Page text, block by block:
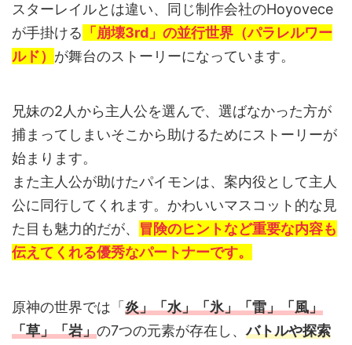
スターレイルとは違い、同じ制作会社のHoyovece
が手掛ける 「崩壊3rd」の並行世界（パラレルワー
ルド） が舞台のストーリーになっています。
兄妹の2人から主人公を選んで、選ばなかった方が
捕まってしまいそこから助けるためにストーリーが
始まります。
また主人公が助けたパイモンは、案内役として主人
公に同行してくれます。かわいいマスコット的な見
た目も魅力的だが、 冒険のヒントなど重要な内容も
伝えてくれる優秀なパートナーです。
原神の世界では「 炎」「水」「氷」「雷」「風」
「草」「岩」の7つの元素が存在し、バトルや探索